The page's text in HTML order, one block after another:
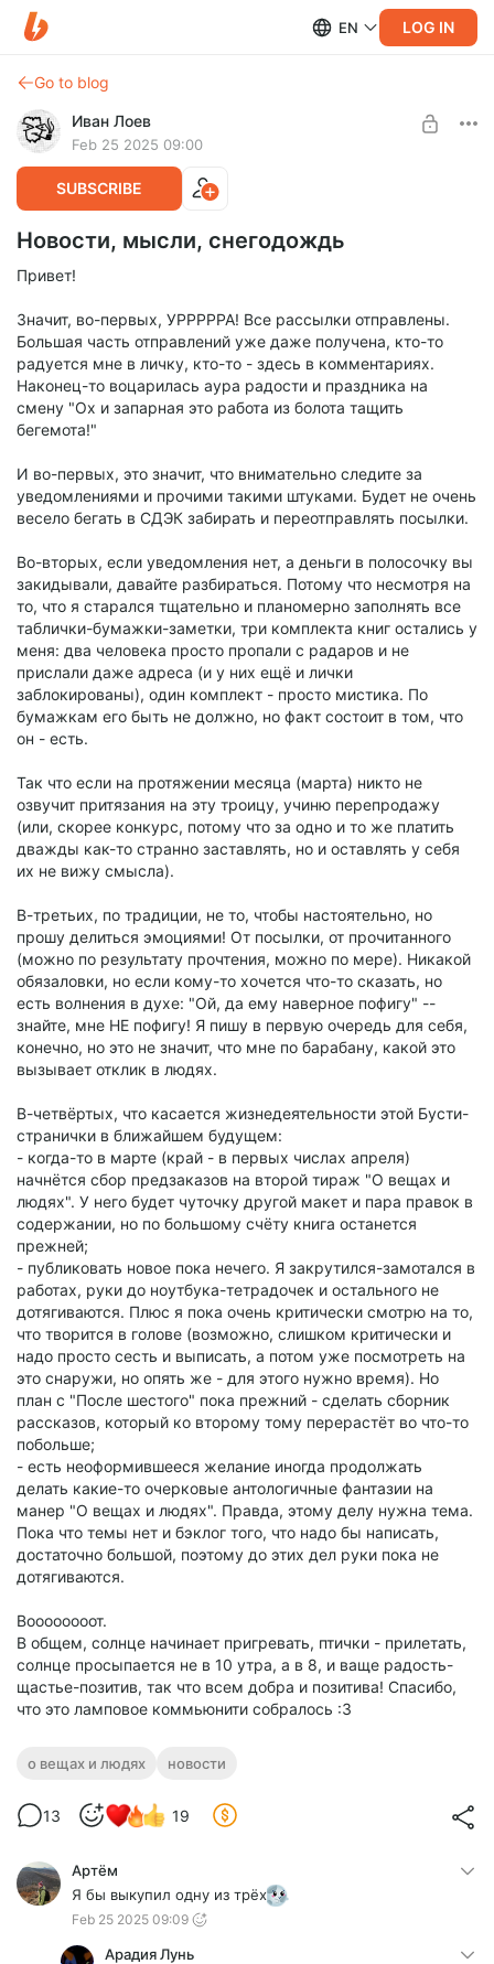
EN LOG IN
Go to blog
Иван Лоев
Feb 25 2025 09:00
SUBSCRIBE
Новости, мысли, снегодождь
Привет!
Значит, во-первых, УРРРРРА! Все рассылки отправлены.
Большая часть отправлений уже даже получена, кто-то
радуется мне в личку, кто-то - здесь в комментариях.
Наконец-то воцарилась аура радости и праздника на
смену "Ох и запарная это работа из болота тащить
бегемота!"
И во-первых, это значит, что внимательно следите за
уведомлениями и прочими такими штуками. Будет не очень
весело бегать в СДЭК забирать и переотправлять посылки.
Во-вторых, если уведомления нет, а деньги в полосочку вы
закидывали, давайте разбираться. Потому что несмотря на
то, что я старался тщательно и планомерно заполнять все
таблички-бумажки-заметки, три комплекта книг остались у
меня: два человека просто пропали с радаров и не
прислали даже адреса (и у них ещё и лички
заблокированы), один комплект - просто мистика. По
бумажкам его быть не должно, но факт состоит в том, что
он - есть.
Так что если на протяжении месяца (марта) никто не
озвучит притязания на эту троицу, учиню перепродажу
(или, скорее конкурс, потому что за одно и то же платить
дважды как-то странно заставлять, но и оставлять у себя
их не вижу смысла).
В-третьих, по традиции, не то, чтобы настоятельно, но
прошу делиться эмоциями! От посылки, от прочитанного
(можно по результату прочтения, можно по мере). Никакой
обязаловки, но если кому-то хочется что-то сказать, но
есть волнения в духе: "Ой, да ему наверное пофигу" --
знайте, мне НЕ пофигу! Я пишу в первую очередь для себя,
конечно, но это не значит, что мне по барабану, какой это
вызывает отклик в людях.
В-четвёртых, что касается жизнедеятельности этой Бусти-
странички в ближайшем будущем:
- когда-то в марте (край - в первых числах апреля)
начнётся сбор предзаказов на второй тираж "О вещах и
людях". У него будет чуточку другой макет и пара правок в
содержании, но по большому счёту книга останется
прежней;
- публиковать новое пока нечего. Я закрутился-замотался в
работах, руки до ноутбука-тетрадочек и остального не
дотягиваются. Плюс я пока очень критически смотрю на то,
что творится в голове (возможно, слишком критически и
надо просто сесть и выписать, а потом уже посмотреть на
это снаружи, но опять же - для этого нужно время). Но
план с "После шестого" пока прежний - сделать сборник
рассказов, который ко второму тому перерастёт во что-то
побольше;
- есть неоформившееся желание иногда продолжать
делать какие-то очерковые антологичные фантазии на
манер "О вещах и людях". Правда, этому делу нужна тема.
Пока что темы нет и бэклог того, что надо бы написать,
достаточно большой, поэтому до этих дел руки пока не
дотягиваются.
Воооооооот.
В общем, солнце начинает пригревать, птички - прилетать,
солнце просыпается не в 10 утра, а в 8, и ваще радость-
щастье-позитив, так что всем добра и позитива! Спасибо,
что это ламповое коммьюнити собралось :3
о вещах и людях новости
13 19
Артём
Я бы выкупил одну из трёх
Feb 25 2025 09:09
Арадия Лунь